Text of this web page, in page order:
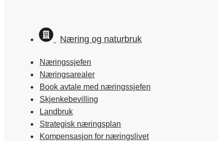
Næring og naturbruk
Næringssjefen
Næringsarealer
Book avtale med næringssjefen
Skjenkebevilling
Landbruk
Strategisk næringsplan
Kompensasjon for næringslivet